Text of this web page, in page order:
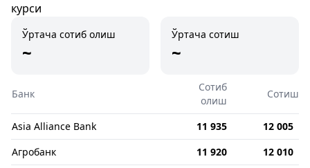
курси
Ўртача сотиб олиш
~
Ўртача сотиш
~
Банк
Сотиб
олиш
Сотиш
Asia Alliance Bank 11 935
12 005
Агробанк
11 920
12 010